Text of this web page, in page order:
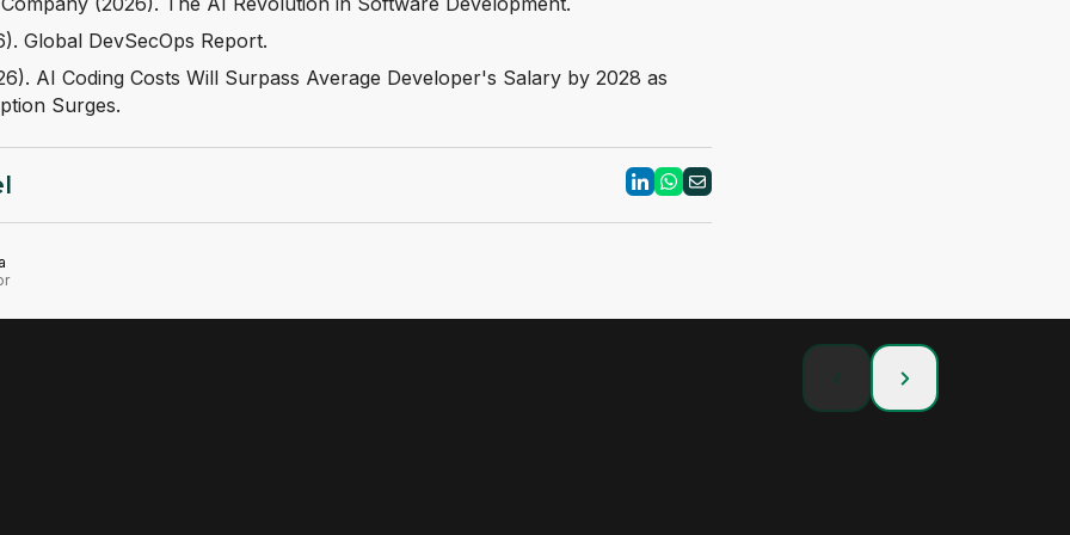
externe website)
Global DevSecOps Report.
externe website)
AI Coding Costs Will Surpass Average Developer's Salary by 2028 as
Surges.